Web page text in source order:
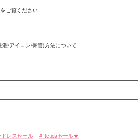
ご覧ください
濯/アイロン/保管)方法について
レスセール Reticaセール★